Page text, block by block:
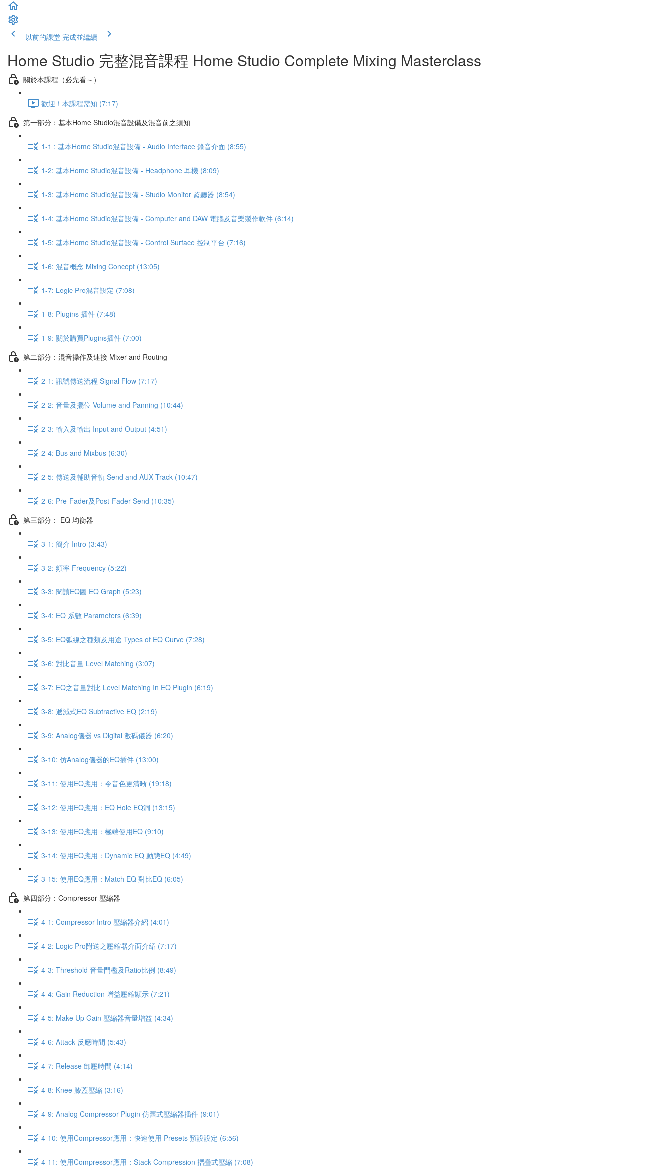
以前的課堂 完成並繼續
Home Studio 完整混音課程 Home Studio Complete Mixing Masterclass
關於本課程（必先看～）
歡迎！本課程需知 (7:17)
第一部分：基本Home Studio混音設備及混音前之須知
1-1 : 基本Home Studio混音設備 - Audio Interface 錄音介面 (8:55)
1-2: 基本Home Studio混音設備 - Headphone 耳機 (8:09)
1-3: 基本Home Studio混音設備 - Studio Monitor 監聽器 (8:54)
1-4: 基本Home Studio混音設備 - Computer and DAW 電腦及音樂製作軟件 (6:14)
1-5: 基本Home Studio混音設備 - Control Surface 控制平台 (7:16)
1-6: 混音概念 Mixing Concept (13:05)
1-7: Logic Pro混音設定 (7:08)
1-8: Plugins 插件 (7:48)
1-9: 關於購買Plugins插件 (7:00)
第二部分：混音操作及連接 Mixer and Routing
2-1: 訊號傳送流程 Signal Flow (7:17)
2-2: 音量及擺位 Volume and Panning (10:44)
2-3: 輸入及輸出 Input and Output (4:51)
2-4: Bus and Mixbus (6:30)
2-5: 傳送及輔助音軌 Send and AUX Track (10:47)
2-6: Pre-Fader及Post-Fader Send (10:35)
第三部分： EQ 均衡器
3-1: 簡介 Intro (3:43)
3-2: 頻率 Frequency (5:22)
3-3: 閱讀EQ圖 EQ Graph (5:23)
3-4: EQ 系數 Parameters (6:39)
3-5: EQ弧線之種類及用途 Types of EQ Curve (7:28)
3-6: 對比音量 Level Matching (3:07)
3-7: EQ之音量對比 Level Matching In EQ Plugin (6:19)
3-8: 遞減式EQ Subtractive EQ (2:19)
3-9: Analog儀器 vs Digital 數碼儀器 (6:20)
3-10: 仿Analog儀器的EQ插件 (13:00)
3-11: 使用EQ應用：令音色更清晰 (19:18)
3-12: 使用EQ應用：EQ Hole EQ洞 (13:15)
3-13: 使用EQ應用：極端使用EQ (9:10)
3-14: 使用EQ應用：Dynamic EQ 動態EQ (4:49)
3-15: 使用EQ應用：Match EQ 對比EQ (6:05)
第四部分：Compressor 壓縮器
4-1: Compressor Intro 壓縮器介紹 (4:01)
4-2: Logic Pro附送之壓縮器介面介紹 (7:17)
4-3: Threshold 音量門檻及Ratio比例 (8:49)
4-4: Gain Reduction 增益壓縮顯示 (7:21)
4-5: Make Up Gain 壓縮器音量增益 (4:34)
4-6: Attack 反應時間 (5:43)
4-7: Release 卸壓時間 (4:14)
4-8: Knee 膝蓋壓縮 (3:16)
4-9: Analog Compressor Plugin 仿舊式壓縮器插件 (9:01)
4-10: 使用Compressor應用：快速使用 Presets 預設設定 (6:56)
4-11: 使用Compressor應用：Stack Compression 摺疊式壓縮 (7:08)